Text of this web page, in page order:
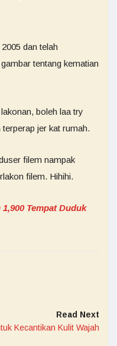
dan telah
tentang kematian
boleh laa try
jer kat rumah.
filem nampak
filem. Hihihi.
1,900 Tempat Duduk
Read Next
Kecantikan Kulit Wajah